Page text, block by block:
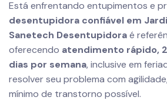
Está enfrentando entupimentos e
desentupidora confiável em
Sanetech Desentupidoraé
oferecendo atendimento rápido,
dias por semana, inclusive em
resolver seu problema com
mínimo de transtorno possível.